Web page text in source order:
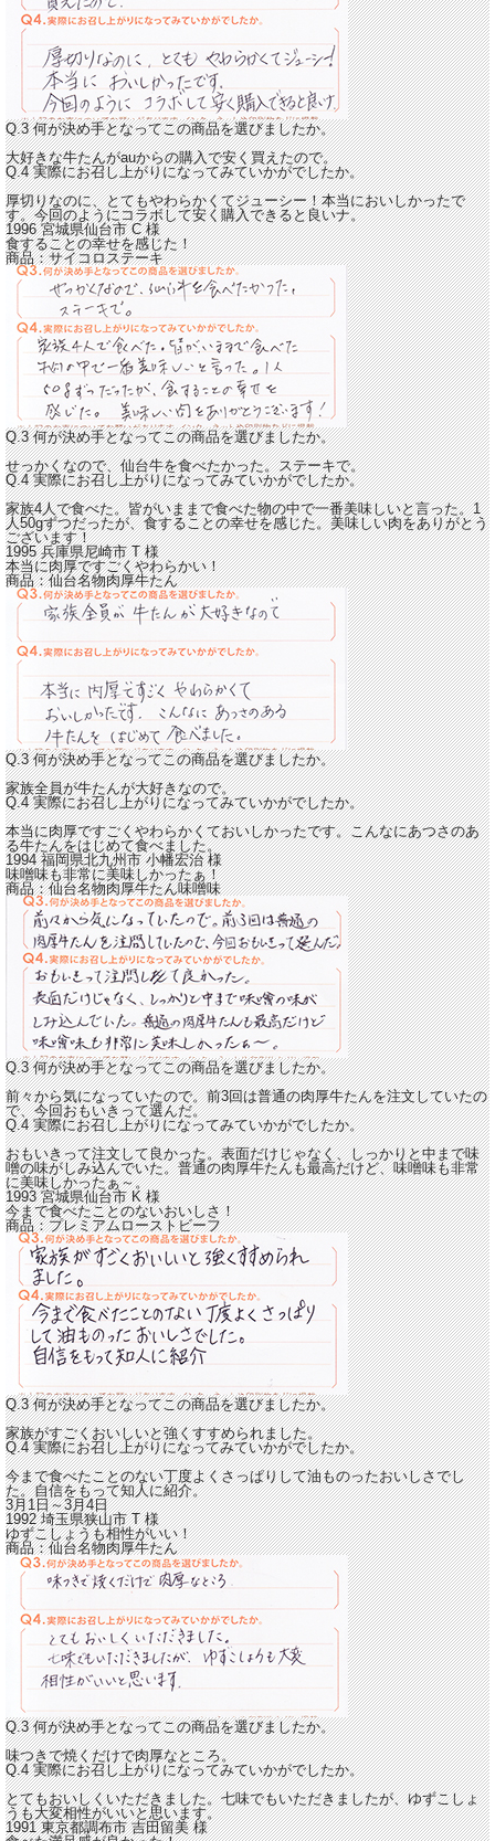
Q.3 何が決め手となってこの商品を選びましたか。
大好きな牛たんがauからの購入で安く買えたので。
Q.4 実際にお召し上がりになってみていかがでしたか。
厚切りなのに、とてもやわらかくてジューシー！本当においしかったで
す。今回のようにコラボして安く購入できると良いナ。
1996 宮城県仙台市C様
食することの幸せを感じた！
商品：サイコロステーキ
Q.3 何が決め手となってこの商品を選びましたか。
せっかくなので、仙台牛を食べたかった。ステーキで。
Q.4 実際にお召し上がりになってみていかがでしたか。
家族4人で食べた。皆がいままで食べた物の中で一番美味しいと言った。1
人50gずつだったが、食することの幸せを感じた。美味しい肉をありがとう
ございます！
1995 兵庫県尼崎市T様
本当に肉厚ですごくやわらかい！
商品：仙台名物肉厚牛たん
Q.3 何が決め手となってこの商品を選びましたか。
家族全員が牛たんが大好きなので。
Q.4 実際にお召し上がりになってみていかがでしたか。
本当に肉厚ですごくやわらかくておいしかったです。こんなにあつさのあ
る牛たんをはじめて食べました。
1994 福岡県北九州市小幡宏治様
味噌味も非常に美味しかったぁ！
商品：仙台名物肉厚牛たん味噌味
Q.3 何が決め手となってこの商品を選びましたか。
前々から気になっていたので。前3回は普通の肉厚牛たんを注文していたの
で、今回おもいきって選んだ。
Q.4 実際にお召し上がりになってみていかがでしたか。
おもいきって注文して良かった。表面だけじゃなく、しっかりと中まで味
噌の味がしみ込んでいた。普通の肉厚牛たんも最高だけど、味噌味も非常
に美味しかったぁ～。
1993 宮城県仙台市K様
今まで食べたことのないおいしさ！
商品：プレミアムローストビーフ
Q.3 何が決め手となってこの商品を選びましたか。
家族がすごくおいしいと強くすすめられました。
Q.4 実際にお召し上がりになってみていかがでしたか。
今まで食べたことのない丁度よくさっぱりして油ものったおいしさでし
た。自信をもって知人に紹介。
3月1日～3月4日
1992 埼玉県狭山市T様
ゆずこしょうも相性がいい！
商品：仙台名物肉厚牛たん
Q.3 何が決め手となってこの商品を選びましたか。
味つきで焼くだけで肉厚なところ。
Q.4 実際にお召し上がりになってみていかがでしたか。
とてもおいしくいただきました。七味でもいただきましたが、ゆずこしょ
うも大変相性がいいと思います。
1991 東京都調布市吉田留美様